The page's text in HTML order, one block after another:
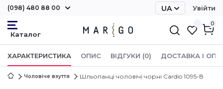
(098) 480 88 00
UA
Увійти
0
ХАРАКТЕРИСТИКА ОПИС ВІДГУКИ (0) ДОСТАВКА І
Чоловіче взуття Шльопанці чоловічі чорні Cardio 1095-В